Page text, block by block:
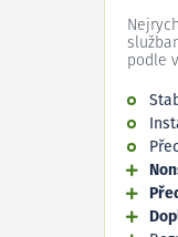
podle